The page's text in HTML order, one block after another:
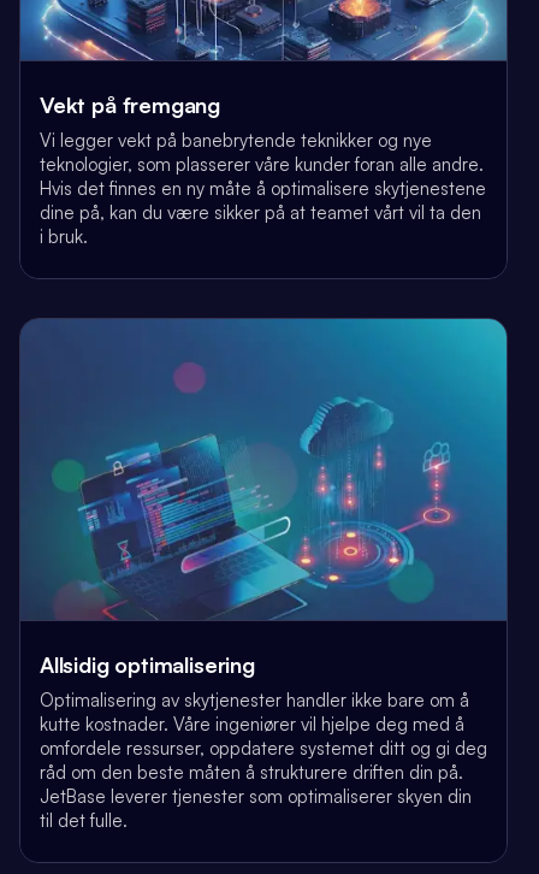
Vekt på fremgang
Vi legger vekt på banebrytende teknikker og nye
teknologier, som plasserer våre kunder foran alle andre.
Hvis det finnes en ny måte å optimalisere skytjenestene
dine på, kan du være sikker på at teamet vårt vil ta den
i bruk.
Allsidig optimalisering
Optimalisering av skytjenester handler ikke bare om å
kutte kostnader. Våre ingeniører vil hjelpe deg med å
omfordele ressurser, oppdatere systemet ditt og gi deg
råd om den beste måten å strukturere driften din på.
JetBase leverer tjenester som optimaliserer skyen din
til det fulle.